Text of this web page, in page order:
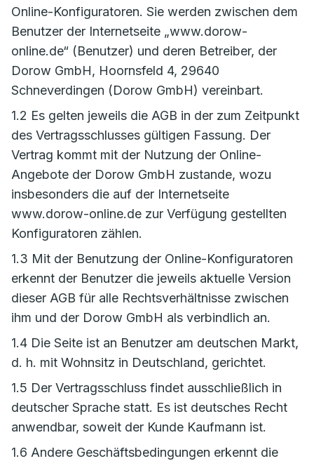
Online-Konfiguratoren. Sie werden zwischen dem
Benutzer der Internetseite „www.dorow-
online.de“ (Benutzer) und deren Betreiber, der
Dorow GmbH, Hoornsfeld 4, 29640
Schneverdingen (Dorow GmbH) vereinbart.
1.2 Es gelten jeweils die AGB in der zum Zeitpunkt
des Vertragsschlusses gültigen Fassung. Der
Vertrag kommt mit der Nutzung der Online-
Angebote der Dorow GmbH zustande, wozu
insbesonders die auf der Internetseite
www.dorow-online.de zur Verfügung gestellten
Konfiguratoren zählen.
1.3 Mit der Benutzung der Online-Konfiguratoren
erkennt der Benutzer die jeweils aktuelle Version
dieser AGB für alle Rechtsverhältnisse zwischen
ihm und der Dorow GmbH als verbindlich an.
1.4 Die Seite ist an Benutzer am deutschen Markt,
d. h. mit Wohnsitz in Deutschland, gerichtet.
1.5 Der Vertragsschluss findet ausschließlich in
deutscher Sprache statt. Es ist deutsches Recht
anwendbar, soweit der Kunde Kaufmann ist.
1.6 Andere Geschäftsbedingungen erkennt die